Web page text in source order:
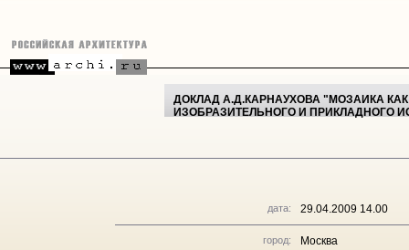
ДОКЛАД А.Д.КАРНАУХОВА "МОЗАИКА
ИЗОБРАЗИТЕЛЬНОГО И ПРИКЛАДНОГО
дата: 29.04.2009 14.00
город: Москва